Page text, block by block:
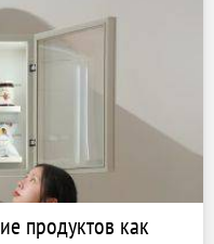
продуктов как